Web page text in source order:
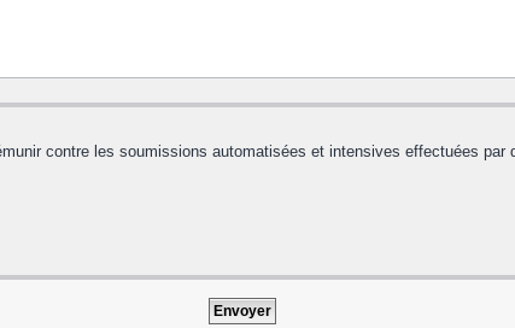
contre les soumissions automatisées et intensives effectuées par